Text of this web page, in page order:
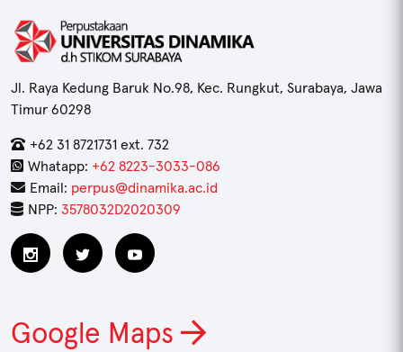
Jl. Raya Kedung Baruk No.98, Kec. Rungkut, Surabaya, Jawa
Timur 60298
+62 31 8721731 ext. 732
Whatapp: +62 8223-3033-086
Email: perpus@dinamika.ac.id
NPP: 3578032D2020309
Google Maps